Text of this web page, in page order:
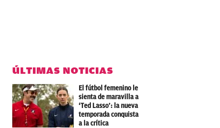
ÚLTIMAS NOTICIAS
El fútbol femenino le
sienta de maravilla a
‘Ted Lasso’: la nueva
temporada conquista
a la crítica